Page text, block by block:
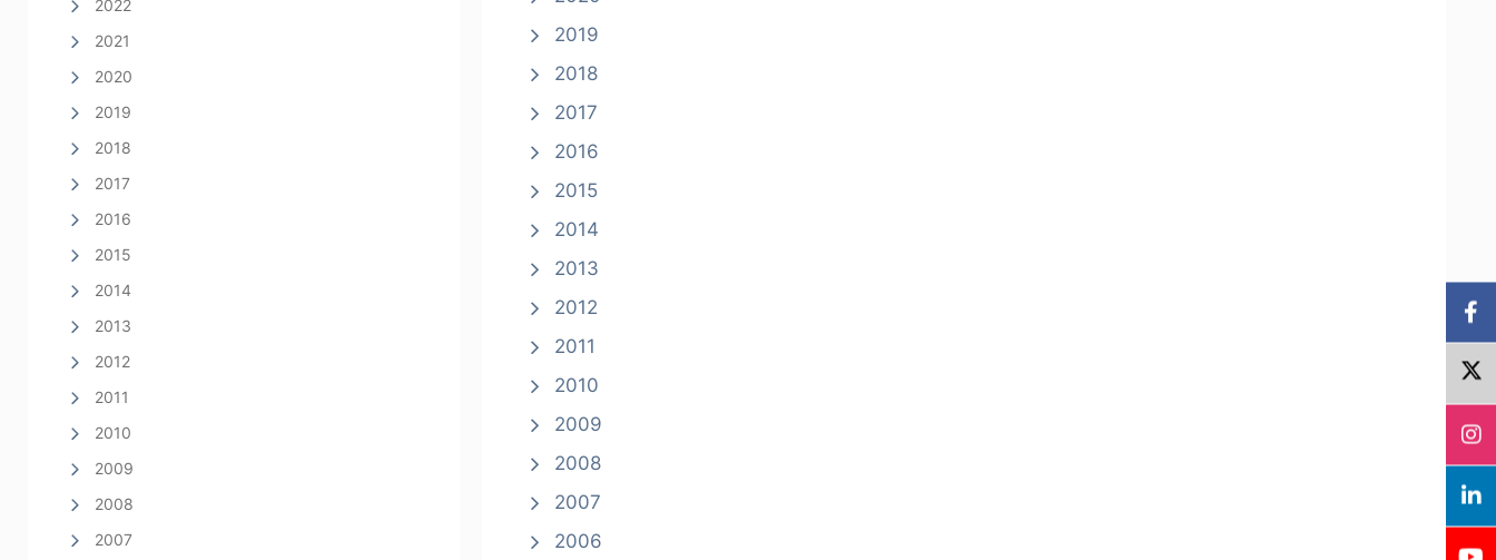
2022
2021
2020
2019
2018
2017
2016
2015
2014
2013
2012
2011
2010
2009
2008
2007
2019
2018
2017
2016
2015
2014
2013
2012
2011
2010
2009
2008
2007
2006